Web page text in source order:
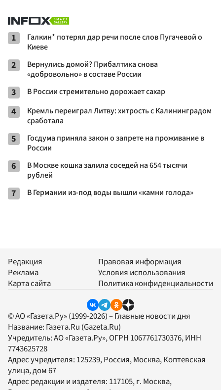
1
Галкин* потерял дар речи после слов Пугачевой о
Киеве
2
Вернулись домой? Прибалтика снова
«добровольно» в составе России
3 В России стремительно дорожает сахар
4
Кремль переиграл Литву: хитрость с Калининградом
сработала
5
Госдума приняла закон о запрете на проживание в
России
6
В Москве кошка залила соседей на 654 тысячи
рублей
7 В Германии из-под воды вышли «камни голода»
Редакция
Реклама
Карта сайта
Правовая информация
Условия использования
Политика конфиденциальности
© АО «Газета.Ру» (1999-2026) – Главные новости дня
Название: Газета.Ru (Gazeta.Ru)
Учредитель:АО «Газета.Ру», ОГРН 1067761730376, ИНН
7743625728
Адрес учредителя: 125239, Россия, Москва, Коптевская
улица, дом 67
Адрес редакции и издателя: 117105, г. Москва,